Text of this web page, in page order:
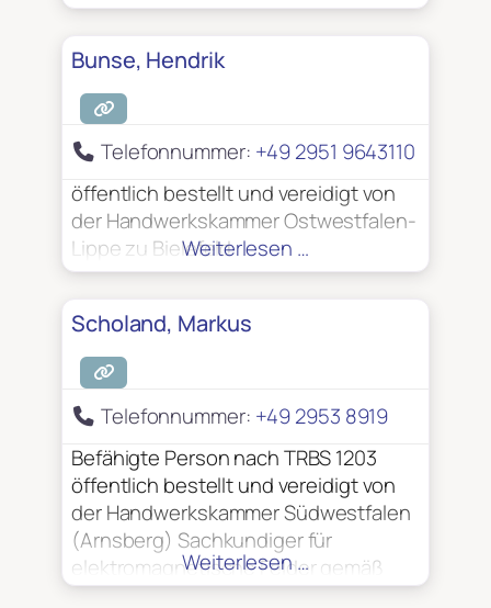
Bunse, Hendrik
Telefonnummer: +49 2951 9643110
öffentlich bestellt und vereidigt von
der Handwerkskammer Ostwestfalen-
Lippe zu BielefeldWeiterlesen …
Scholand, Markus
Telefonnummer: +49 2953 8919
Befähigte Person nach TRBS 1203
öffentlich bestellt und vereidigt von
der Handwerkskammer Südwestfalen
(Arnsberg) Sachkundiger für
elektromagnetische Felder gemäß
BGV B11 Sachkundiger für ESD-
Weiterlesen …